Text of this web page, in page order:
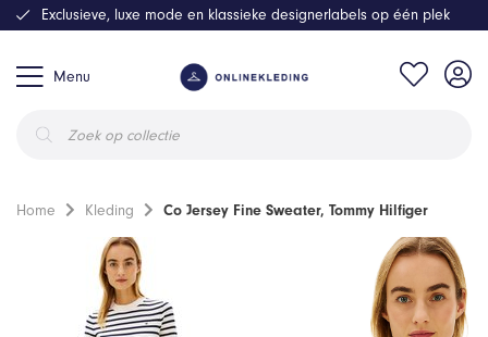
Menu
zoeken
Exclusieve, luxe mode en klassieke designerlabels op één plek
Home Kleding Co Jersey Fine Sweater, Tommy Hilfiger